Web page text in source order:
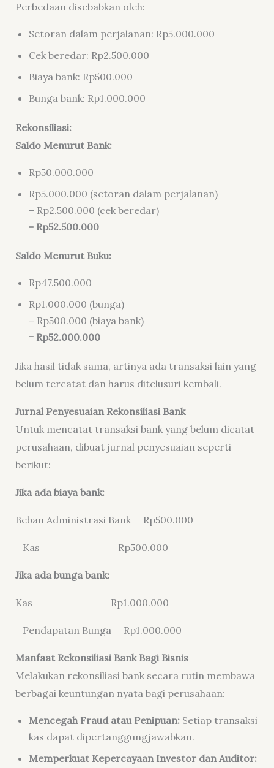
Perbedaan disebabkan oleh:
Setoran dalam perjalanan: Rp5.000.000
Cek beredar: Rp2.500.000
Biaya bank: Rp500.000
Bunga bank: Rp1.000.000
Rekonsiliasi:
Saldo Menurut Bank:
Rp50.000.000
Rp5.000.000 (setoran dalam perjalanan)
– Rp2.500.000 (cek beredar)
= Rp52.500.000
Saldo Menurut Buku:
Rp47.500.000
Rp1.000.000 (bunga)
– Rp500.000 (biaya bank)
= Rp52.000.000
Jika hasil tidak sama, artinya ada transaksi lain yang
belum tercatat dan harus ditelusuri kembali.
Jurnal Penyesuaian Rekonsiliasi Bank
Untuk mencatat transaksi bank yang belum dicatat
perusahaan, dibuat jurnal penyesuaian seperti
berikut:
Jika ada biaya bank:
Beban Administrasi Bank Rp500.000
Kas Rp500.000
Jika ada bunga bank:
Kas Rp1.000.000
Pendapatan Bunga Rp1.000.000
Manfaat Rekonsiliasi Bank Bagi Bisnis
Melakukan rekonsiliasi bank secara rutin membawa
berbagai keuntungan nyata bagi perusahaan:
Mencegah Fraud atau Penipuan: Setiap transaksi
kas dapat dipertanggungjawabkan.
Memperkuat Kepercayaan Investor dan Auditor: